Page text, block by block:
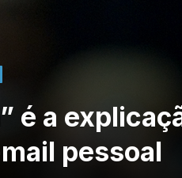
é a
pessoal